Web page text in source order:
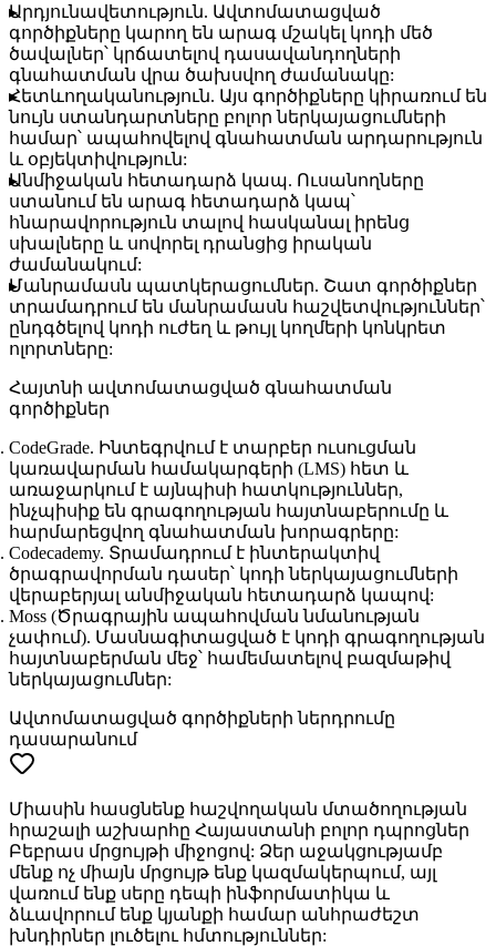
Արդյունավետություն. Ավտոմատացված
գործիքները կարող են արագ մշակել կոդի մեծ
ծավալներ՝ կրճատելով դասավանդողների
գնահատման վրա ծախսվող ժամանակը:
Հետևողականություն. Այս գործիքները կիրառում են
նույն ստանդարտները բոլոր ներկայացումների
համար՝ ապահովելով գնահատման արդարություն
և օբյեկտիվություն:
Անմիջական հետադարձ կապ. Ուսանողները
ստանում են արագ հետադարձ կապ՝
հնարավորություն տալով հասկանալ իրենց
սխալները և սովորել դրանցից իրական
ժամանակում:
Մանրամասն պատկերացումներ. Շատ գործիքներ
տրամադրում են մանրամասն հաշվետվություններ՝
ընդգծելով կոդի ուժեղ և թույլ կողմերի կոնկրետ
ոլորտները:
Հայտնի ավտոմատացված գնահատման
գործիքներ
CodeGrade. Ինտեգրվում է տարբեր ուսուցման
կառավարման համակարգերի (LMS) հետ և
առաջարկում է այնպիսի հատկություններ,
ինչպիսիք են գրագողության հայտնաբերումը և
հարմարեցվող գնահատման խորագրերը:
Codecademy. Տրամադրում է ինտերակտիվ
ծրագրավորման դասեր՝ կոդի ներկայացումների
վերաբերյալ անմիջական հետադարձ կապով:
Moss (Ծրագրային ապահովման նմանության
չափում). Մասնագիտացված է կոդի գրագողության
հայտնաբերման մեջ՝ համեմատելով բազմաթիվ
ներկայացումներ:
Ավտոմատացված գործիքների ներդրումը
դասարանում
Միասին հասցնենք հաշվողական մտածողության
հրաշալի աշխարհը Հայաստանի բոլոր դպրոցներ
Բեբրաս մրցույթի միջոցով: Ձեր աջակցությամբ
մենք ոչ միայն մրցույթ ենք կազմակերպում, այլ
վառում ենք սերը դեպի ինֆորմատիկա և
ձևավորում ենք կյանքի համար անհրաժեշտ
խնդիրներ լուծելու հմտություններ: